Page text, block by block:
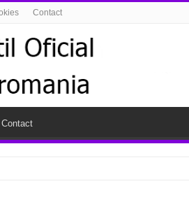
Contact
Contact